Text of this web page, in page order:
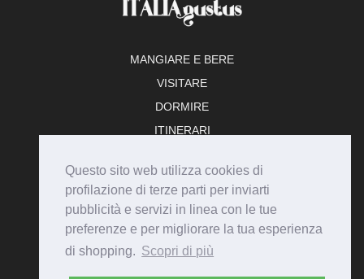
Questo sito web utilizza cookies di
profilazione di terze parti per inviarti
pubblicità e servizi in linea con le tue
preferenze e per migliorare la tua esperienza
di shopping. Scopri di più
MANGIARE E BERE
VISITARE
DORMIRE
ITINERARI
ADERISCI